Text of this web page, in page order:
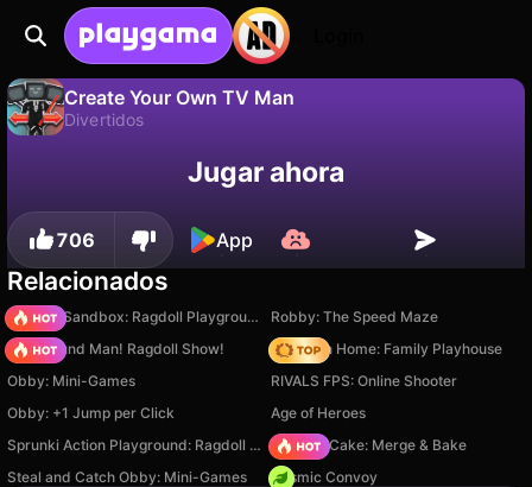
Create Your Own TV Man
Divertidos
¡Guarda el progreso!Jugar ahora
706 App
Relacionados
Sprunki Sandbox: Ragdoll Playground Mode
Robby: The Speed Maze
Playground Man! Ragdoll Show!
My Town Home: Family Playhouse
Obby: Mini-Games
RIVALS FPS: Online Shooter
Obby: +1 Jump per Click
Age of Heroes
Sprunki Action Playground: Ragdoll Sandbox Piece of Cake: Merge & Bake
Steal and Catch Obby: Mini-Games
Cosmic Convoy